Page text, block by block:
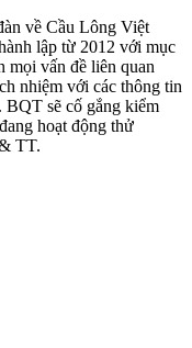
về Cầu Lông Việt
lập từ 2012 với mục
mọi vấn đề liên quan
nhiệm với các thông tin
sẽ cố gắng kiểm
hoạt động thử
TT.